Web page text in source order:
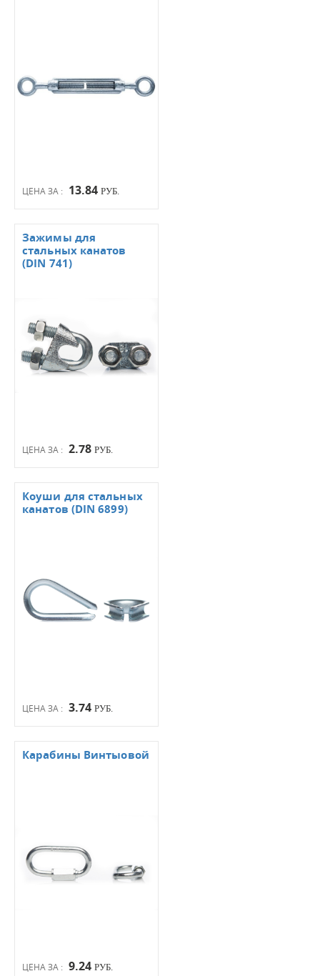
ЦЕНА ЗА : 13.84 РУБ.
ЦЕНА ЗА : 2.78 РУБ.
Зажимы для
стальных канатов
(DIN 741)
ЦЕНА ЗА : 3.74 РУБ.
Коуши для стальных
канатов (DIN 6899)
ЦЕНА ЗА : 9.24 РУБ.
Карабины Винтыовой